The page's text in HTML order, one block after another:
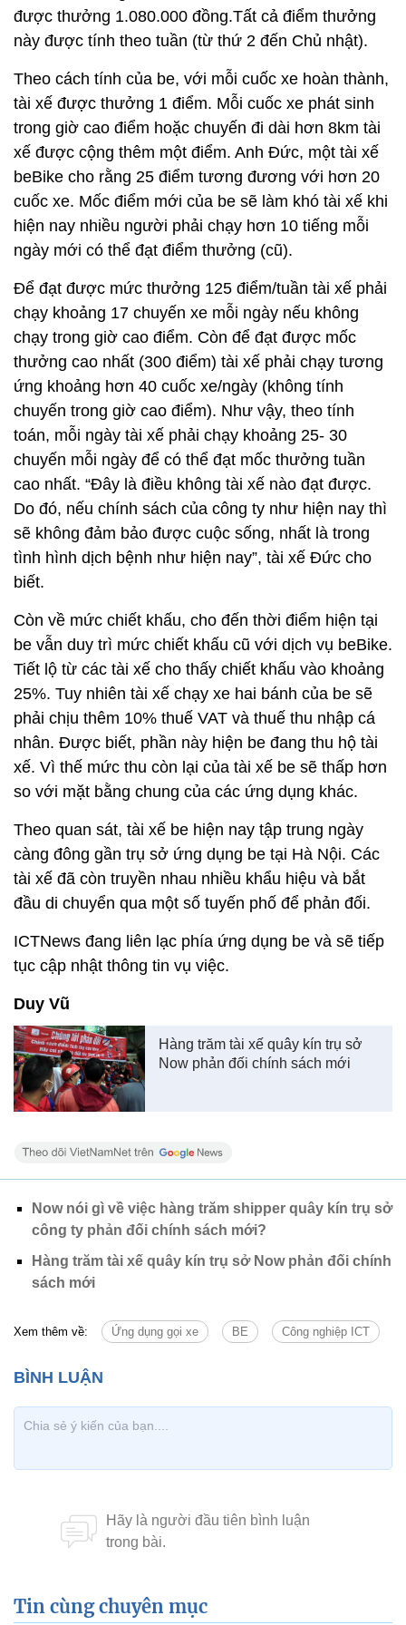
được thưởng 1.080.000 đồng.Tất cả điểm thưởng
này được tính theo tuần (từ thứ 2 đến Chủ nhật).
Theo cách tính của be, với mỗi cuốc xe hoàn thành,
tài xế được thưởng 1 điểm. Mỗi cuốc xe phát sinh
trong giờ cao điểm hoặc chuyến đi dài hơn 8km tài
xế được cộng thêm một điểm. Anh Đức, một tài xế
beBike cho rằng 25 điểm tương đương với hơn 20
cuốc xe. Mốc điểm mới của be sẽ làm khó tài xế khi
hiện nay nhiều người phải chạy hơn 10 tiếng mỗi
ngày mới có thể đạt điểm thưởng (cũ).
Để đạt được mức thưởng 125 điểm/tuần tài xế phải
chạy khoảng 17 chuyến xe mỗi ngày nếu không
chạy trong giờ cao điểm. Còn để đạt được mốc
thưởng cao nhất (300 điểm) tài xế phải chạy tương
ứng khoảng hơn 40 cuốc xe/ngày (không tính
chuyến trong giờ cao điểm). Như vậy, theo tính
toán, mỗi ngày tài xế phải chạy khoảng 25- 30
chuyến mỗi ngày để có thể đạt mốc thưởng tuần
cao nhất. “Đây là điều không tài xế nào đạt được.
Do đó, nếu chính sách của công ty như hiện nay thì
sẽ không đảm bảo được cuộc sống, nhất là trong
tình hình dịch bệnh như hiện nay”, tài xế Đức cho
biết.
Còn về mức chiết khấu, cho đến thời điểm hiện tại
be vẫn duy trì mức chiết khấu cũ với dịch vụ beBike.
Tiết lộ từ các tài xế cho thấy chiết khấu vào khoảng
25%. Tuy nhiên tài xế chạy xe hai bánh của be sẽ
phải chịu thêm 10% thuế VAT và thuế thu nhập cá
nhân. Được biết, phần này hiện be đang thu hộ tài
xế. Vì thế mức thu còn lại của tài xế be sẽ thấp hơn
so với mặt bằng chung của các ứng dụng khác.
Theo quan sát, tài xế be hiện nay tập trung ngày
càng đông gần trụ sở ứng dụng be tại Hà Nội. Các
tài xế đã còn truyền nhau nhiều khẩu hiệu và bắt
đầu di chuyển qua một số tuyến phố để phản đối.
ICTNews đang liên lạc phía ứng dụng be và sẽ tiếp
tục cập nhật thông tin vụ việc.
Duy Vũ
Hàng trăm tài xế quây kín trụ sở
Now phản đối chính sách mới
Now nói gì về việc hàng trăm shipper quây kín trụ sở
công ty phản đối chính sách mới?
Hàng trăm tài xế quây kín trụ sở Now phản đối chính
sách mới
Xem thêm về: Ứng dụng gọi xe BE Công nghiệp ICT
Tin cùng chuyên mục